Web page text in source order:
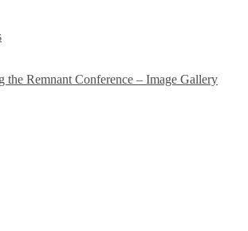
the Remnant Conference – Image Gallery